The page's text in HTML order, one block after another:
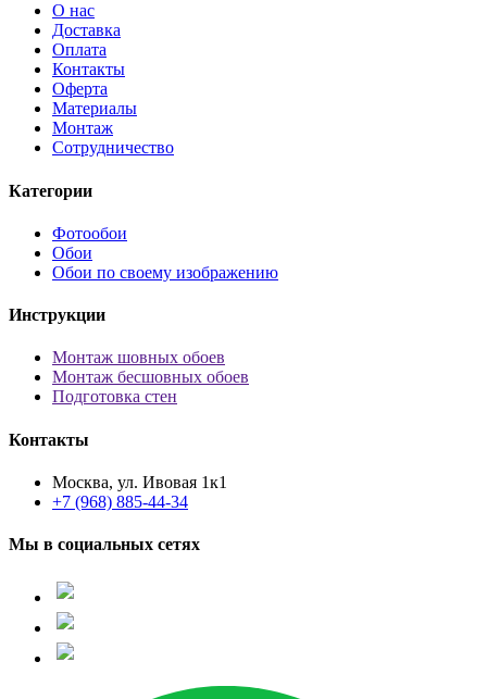
О нас
Доставка
Оплата
Контакты
Оферта
Материалы
Монтаж
Сотрудничество
Категории
Фотообои
Обои
Обои по своему изображению
Инструкции
Монтаж шовных обоев
Монтаж бесшовных обоев
Подготовка стен
Контакты
Москва, ул. Ивовая 1к1
+7 (968) 885-44-34
Мы в социальных сетях